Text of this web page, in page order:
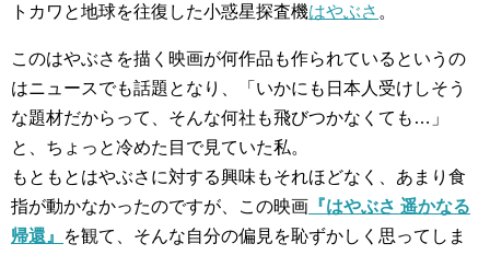
トカワと地球を往復した小惑星探査機はやぶさ 。
このはやぶさを描く映画が何作品も作られているというの
はニュースでも話題となり、「いかにも日本人受けしそう
な題材だからって、そんな何社も飛びつかなくても…」
と、ちょっと冷めた目で見ていた私。
もともとはやぶさに対する興味もそれほどなく、あまり食
指が動かなかったのですが、この映画 『はやぶさ 遥かなる
帰還』
を観て、そんな自分の偏見を恥ずかしく思ってしま